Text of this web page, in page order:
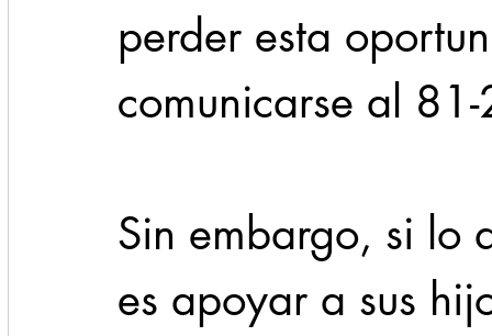
perder esta
comunicarse al
Sin embargo, si lo
es apoyar a sus